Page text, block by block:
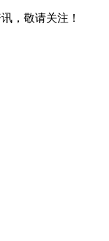
，敬请关注！